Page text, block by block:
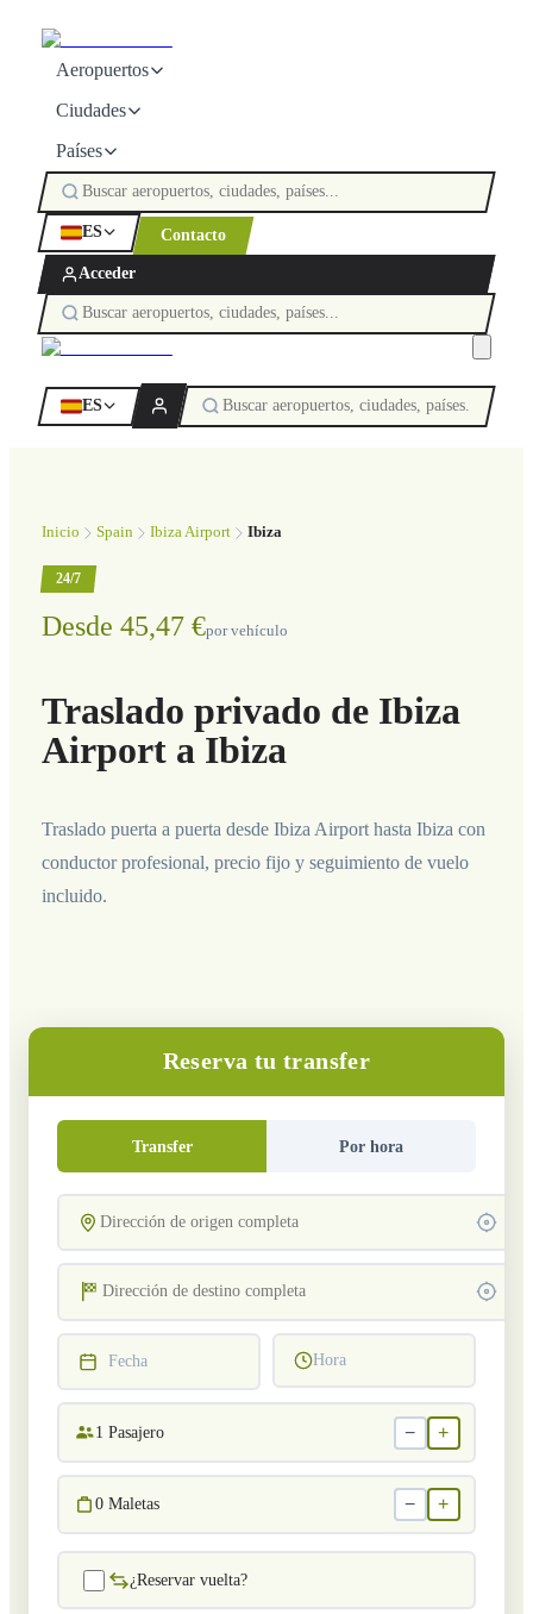
Aeropuertos
Ciudades
Países
ES Contacto
Acceder
ES
Inicio Spain Ibiza Airport Ibiza
24/7
Desde 45,47 €por vehículo
Traslado privado de Ibiza
Airport a Ibiza
Traslado puerta a puerta desde Ibiza Airport hasta Ibiza con
conductor profesional, precio fijo y seguimiento de vuelo
incluido.
Reserva tu transfer
Transfer Por hora
Fecha Hora
1 Pasajero − +
0 Maletas − +
¿Reservar vuelta?